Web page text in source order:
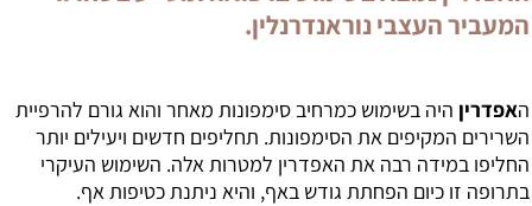
המעביר העצבי נוראנדרנלין.
האפדרין היה בשימוש כמרחיב סימפונות מאחר והוא גורם להרפיית
השרירים המקיפים את הסימפונות. תחליפים חדשים ויעילים יותר
החליפו במידה רבה את האפדרין למטרות אלה. השימוש העיקרי
בתרופה זו כיום הפחתת גודש באף, והיא ניתנת כטיפות אף.